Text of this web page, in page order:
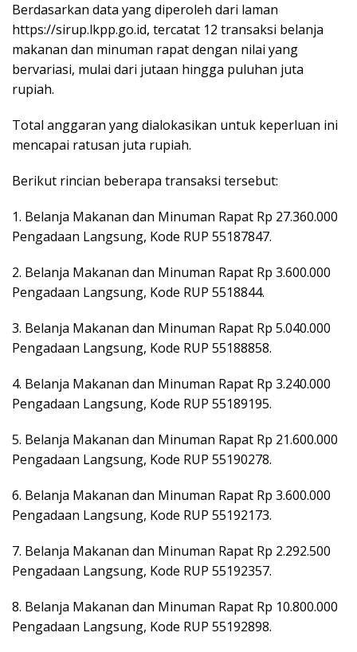
Berdasarkan data yang diperoleh dari laman
https://sirup.lkpp.go.id, tercatat 12 transaksi belanja
makanan dan minuman rapat dengan nilai yang
bervariasi, mulai dari jutaan hingga puluhan juta
rupiah.
Total anggaran yang dialokasikan untuk keperluan ini
mencapai ratusan juta rupiah.
Berikut rincian beberapa transaksi tersebut:
1. Belanja Makanan dan Minuman Rapat Rp 27.360.000
Pengadaan Langsung, Kode RUP 55187847.
2. Belanja Makanan dan Minuman Rapat Rp 3.600.000
Pengadaan Langsung, Kode RUP 5518844.
3. Belanja Makanan dan Minuman Rapat Rp 5.040.000
Pengadaan Langsung, Kode RUP 55188858.
4. Belanja Makanan dan Minuman Rapat Rp 3.240.000
Pengadaan Langsung, Kode RUP 55189195.
5. Belanja Makanan dan Minuman Rapat Rp 21.600.000
Pengadaan Langsung, Kode RUP 55190278.
6. Belanja Makanan dan Minuman Rapat Rp 3.600.000
Pengadaan Langsung, Kode RUP 55192173.
7. Belanja Makanan dan Minuman Rapat Rp 2.292.500
Pengadaan Langsung, Kode RUP 55192357.
8. Belanja Makanan dan Minuman Rapat Rp 10.800.000
Pengadaan Langsung, Kode RUP 55192898.